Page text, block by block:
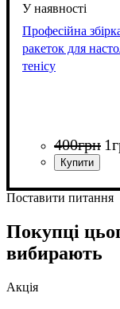
Професійна
ракеток для
тенісу
400грн 1
Поставити питання
Покупці
вибирають
Акція